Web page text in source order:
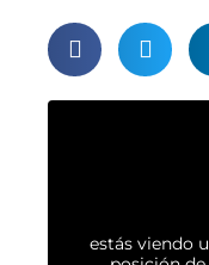
estás viendo